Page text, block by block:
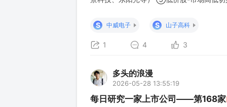
点将至？Palantir业绩炸裂，
S 中威电子 S 山子高科
1 4 3
多头的浪漫
2026-05-28 13:55:19
每日研究一家上市公司——第168家